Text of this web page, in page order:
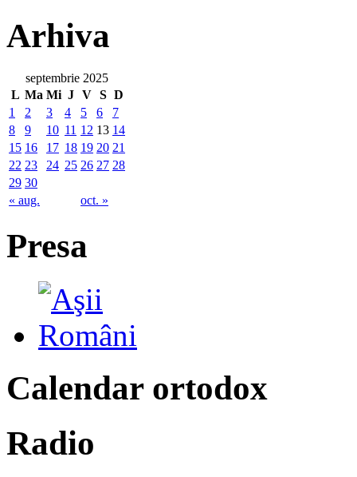
Arhiva
septembrie 2025
L Ma Mi J V S D
« aug. oct. »
1 2 3 4 5 6
7
8
9 10 11 12 13 14
15 16 17 18 19 20 21
22 23 24 25 26 27 28
29 30
Presa
Calendar ortodox
Radio